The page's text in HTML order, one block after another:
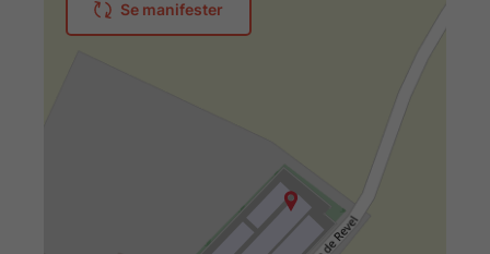
Se manifester